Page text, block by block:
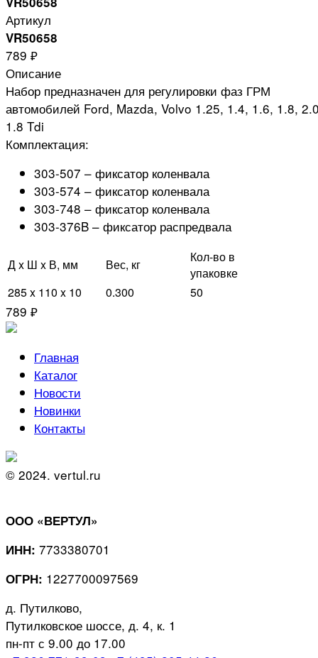
Артикул
VR50658
789 ₽
Описание
Набор предназначен для регулировки фаз ГРМ
автомобилей Ford, Mazda, Volvo 1.25, 1.4, 1.6, 1.8,
1.8 Tdi
Комплектация:
303-507 – фиксатор коленвала
303-574 – фиксатор коленвала
303-748 – фиксатор коленвала
303-376B – фиксатор распредвала
Д x Ш x В, мм Вес, кг
Кол-во в
упаковке
285 x 110 x 10
0.300 50
789 ₽
Главная
Каталог
Новости
Новинки
Контакты
© 2024. vertul.ru
ООО «ВЕРТУЛ»
ИНН: 7733380701
ОГРН: 1227700097569
д. Путилково,
Путилковское шоссе, д. 4, к. 1
пн-пт с 9.00 до 17.00